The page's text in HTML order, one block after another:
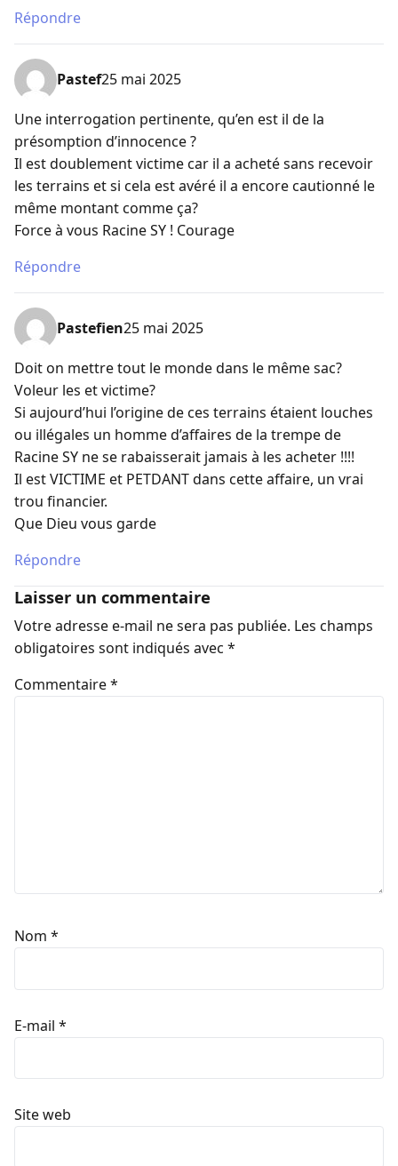
Répondre
Pastef25 mai 2025
Une interrogation pertinente, qu’en est il de la
présomption d’innocence ?
Il est doublement victime car il a acheté sans recevoir
les terrains et si cela est avéré il a encore cautionné le
même montant comme ça?
Force à vous Racine SY ! Courage
Répondre
Pastefien25 mai 2025
Doit on mettre tout le monde dans le même sac?
Voleur les et victime?
Si aujourd’hui l’origine de ces terrains étaient louches
ou illégales un homme d’affaires de la trempe de
Racine SY ne se rabaisserait jamais à les acheter !!!!
Il est VICTIME et PETDANT dans cette affaire, un vrai
trou financier.
Que Dieu vous garde
Répondre
Laisser un commentaire
Votre adresse e-mail ne sera pas publiée. Les champs
obligatoires sont indiqués avec *
Commentaire*
Nom *
E-mail *
Site web